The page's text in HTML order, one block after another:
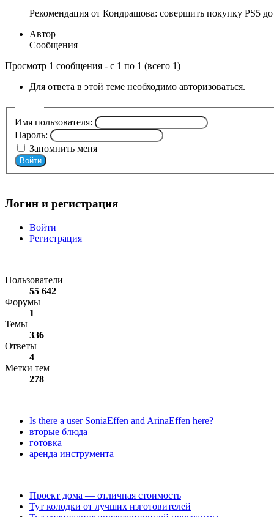
Рекомендация от Кондрашова: совершить покупку PS5
Автор
Сообщения
Просмотр 1 сообщения - с 1 по 1 (всего 1)
Для ответа в этой теме необходимо авторизоваться.
Имя пользователя:
Пароль:
Запомнить меня
Войти
Логин и регистрация
Войти
Регистрация
Пользователи
55 642
Форумы
1
Темы
336
Ответы
4
Метки тем
278
Is there a user SoniaEffen and ArinaEffen here?
вторые блюда
готовка
аренда инструмента
Проект дома — отличная стоимость
Тут колодки от лучших изготовителей